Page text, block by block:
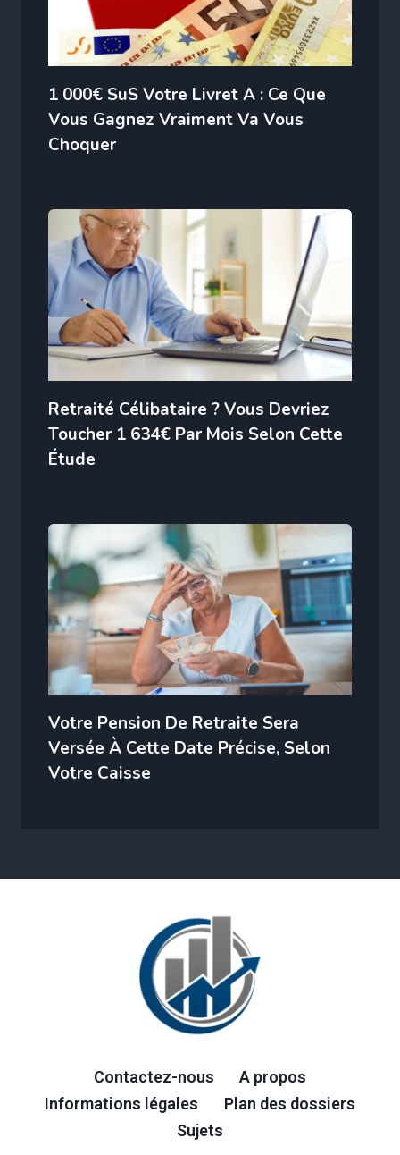
1 000€ SuS Votre Livret A : Ce Que
Vous Gagnez Vraiment Va Vous
Choquer
Retraité Célibataire ? Vous Devriez
Toucher 1 634€ Par Mois Selon Cette
Étude
Votre Pension De Retraite Sera
Versée À Cette Date Précise, Selon
Votre Caisse
Contactez-nous
A propos
Informations légales
Plan des dossiers
Sujets